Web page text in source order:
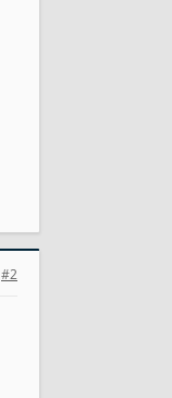
#2